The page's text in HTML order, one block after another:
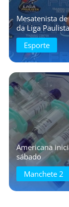
Mesatenista
da Liga Paulista
Esporte
Americana
sábado
Manchete 2